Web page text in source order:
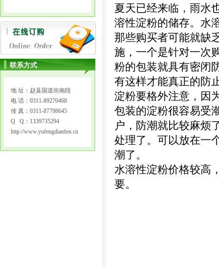
联系方式
地 址：赵县国道街南段
电 话：0311-89270468
传 真：0311-87798645
Q Q：1339735294
http://www.yufengdianfen.cn
夏天已经来临，雨水
溶性淀粉的储存。水
那些购买者可能就缺
施，一个是针对一次
粉的包装就具有密闭
有这样才能真正的防
淀粉要格外注意，因
包装的淀粉很容易受
户，防潮就比较麻烦
处理了。可以放在一
潮了。
水溶性淀粉价格较高
要。